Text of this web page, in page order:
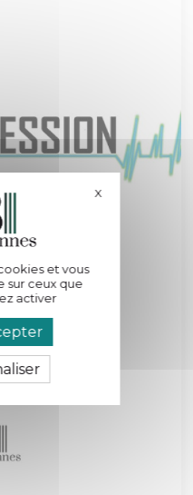
et vous
sur ceux que
activer
X